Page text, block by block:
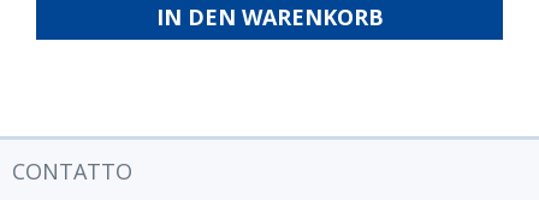
IN DEN WARENKORB
CONTATTO